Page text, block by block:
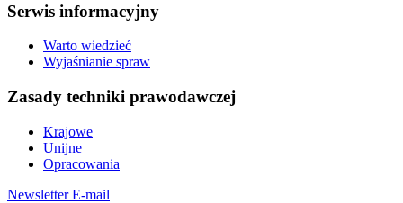
Serwis informacyjny
Warto wiedzieć
Wyjaśnianie spraw
Zasady techniki prawodawczej
Krajowe
Unijne
Opracowania
Newsletter E-mail